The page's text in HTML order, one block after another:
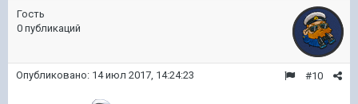
Гость
0 публикаций
#10
Опубликовано: 14 июл 2017, 14:24:23